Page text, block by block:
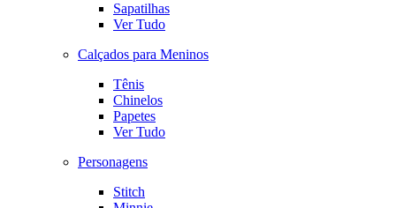
Sapatilhas
Ver Tudo
Calçados para Meninos
Tênis
Chinelos
Papetes
Ver Tudo
Personagens
Stitch